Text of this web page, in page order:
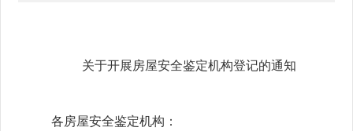
关于开展房屋安全鉴定机构登记的通知
各房屋安全鉴定机构：